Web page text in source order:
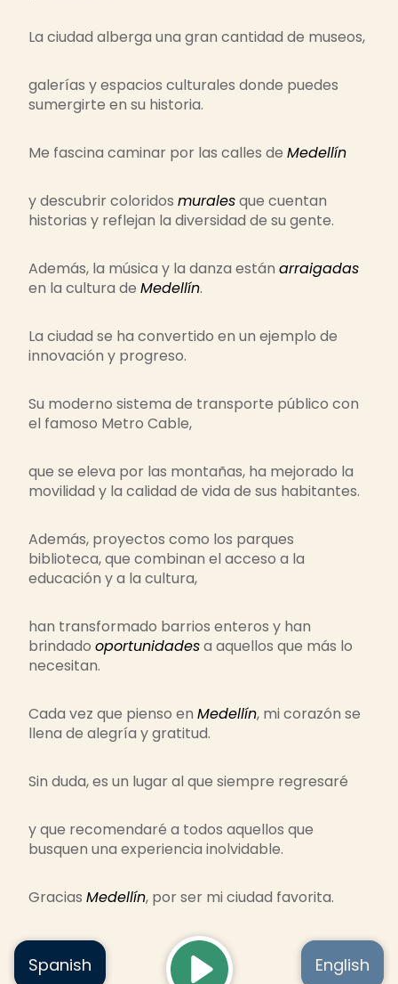
Listen
Read
Spanish English
La ciudad alberga una gran cantidad de museos,
galerías y espacios culturales donde puedes
sumergirte en su historia.
Me fascina caminar por las calles de Medellín
y descubrir coloridos muralesque cuentan
historias y reflejan la diversidad de su gente.
Además, la música y la danza están arraigadas
en la cultura de Medellín.
La ciudad se ha convertido en un ejemplo de
innovación y progreso.
Su moderno sistema de transporte público con
el famoso Metro Cable,
que se eleva por las montañas, ha mejorado la
movilidad y la calidad de vida de sus habitantes.
Además, proyectos como los parques
biblioteca, que combinan el acceso a la
educación y a la cultura,
han transformado barrios enteros y han
brindado oportunidadesa aquellos que más lo
necesitan.
Cada vez que pienso en Medellín, mi corazón se
llena de alegría y gratitud.
Sin duda, es un lugar al que siempre regresaré
y que recomendaré a todos aquellos que
busquen una experiencia inolvidable.
Gracias Medellín, por ser mi ciudad favorita.